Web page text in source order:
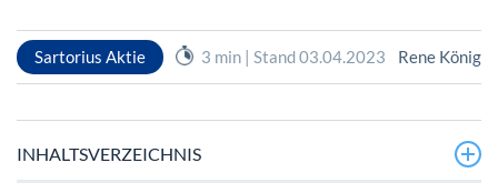
Sartorius Aktie 3 min | Stand 03.04.2023 Rene König
INHALTSVERZEICHNIS